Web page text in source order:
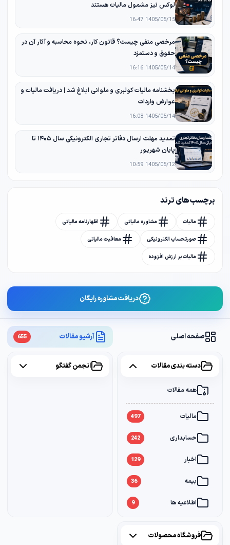
صفحه اصلی آرشیو مقالات 655
دسته بندی مقالات
همه مقالات
مالیات 497
حسابداری 242
اخبار 129
بیمه 36
اطلاعیه ها 9
انجمن گفتگو
فروشگاه محصولات
لوکس نیز مشمول مالیات هستند
1405/05/15 16:47
مرخصی منفی چیست؟ قانون کار، نحوه محاسبه و آثار آن در
حقوق و دستمزد
1405/05/14 16:16
بخشنامه مالیات کولبری و ملوانی ابلاغ شد | دریافت مالیات و
عوارض واردات
1405/05/14 16:08
تمدید مهلت ارسال دفاتر تجاری الکترونیکی سال ۱۴۰۵ تا
پایان شهریور
1405/05/12 10:59
برچسب های ترند
مالیات مشاوره مالیاتی اظهارنامه مالیاتی
صورتحساب الکترونیکی معافیت مالیاتی
مالیات بر ارزش افزوده
دریافت مشاوره رایگان